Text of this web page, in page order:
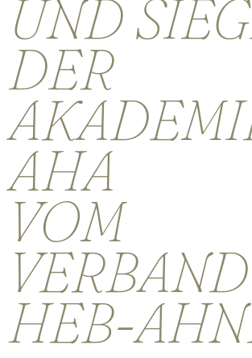
UND
DER
AHA
VOM
VERBAND
HEB-